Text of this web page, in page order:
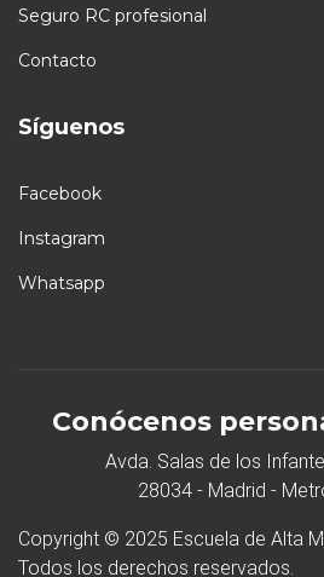
Seguro RC profesional
Contacto
Síguenos
Facebook
Instagram
Whatsapp
Conócenos
Avda. Salas de los
28034 - Madrid -
Copyright © 2025 Escuela de Alta
Todos los derechos reservados.